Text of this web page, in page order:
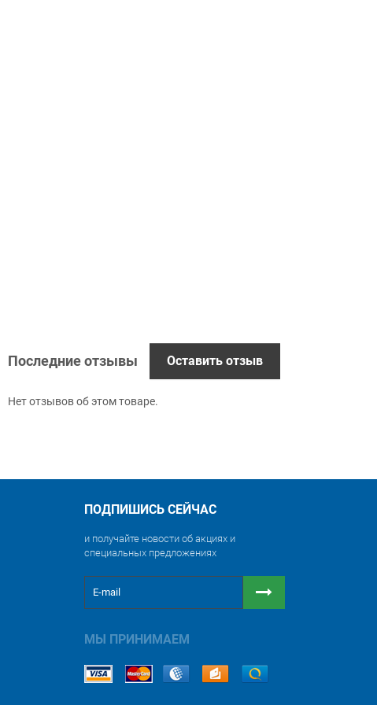
Последние отзывы Оставить отзыв
Нет отзывов об этом товаре.
ПОДПИШИСЬ СЕЙЧАС
и получайте новости об акциях и
специальных предложениях
МЫ ПРИНИМАЕМ